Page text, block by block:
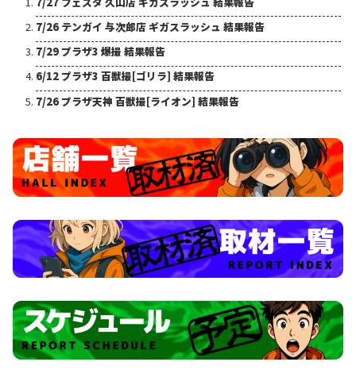
7/26 テンガイ 与次郎店 ギガスラッシュ 結果報告
7/29 プラザ3 爆撮 結果報告
6/12 プラザ3 百獣撮[ゴリラ] 結果報告
7/26 プラザ天神 百獣撮[ライオン] 結果報告